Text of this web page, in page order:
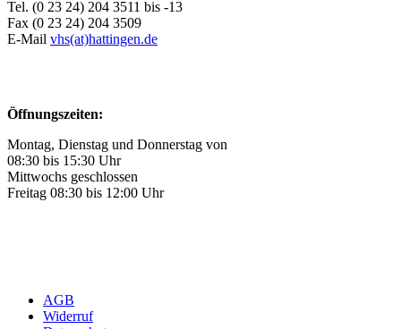
Tel. (0 23 24) 204 3511 bis -13
Fax (0 23 24) 204 3509
E-Mail vhs(at)hattingen.de
Öffnungszeiten:
Montag, Dienstag und Donnerstag von
08:30 bis 15:30 Uhr
Mittwochs geschlossen
Freitag 08:30 bis 12:00 Uhr
AGB
Widerruf